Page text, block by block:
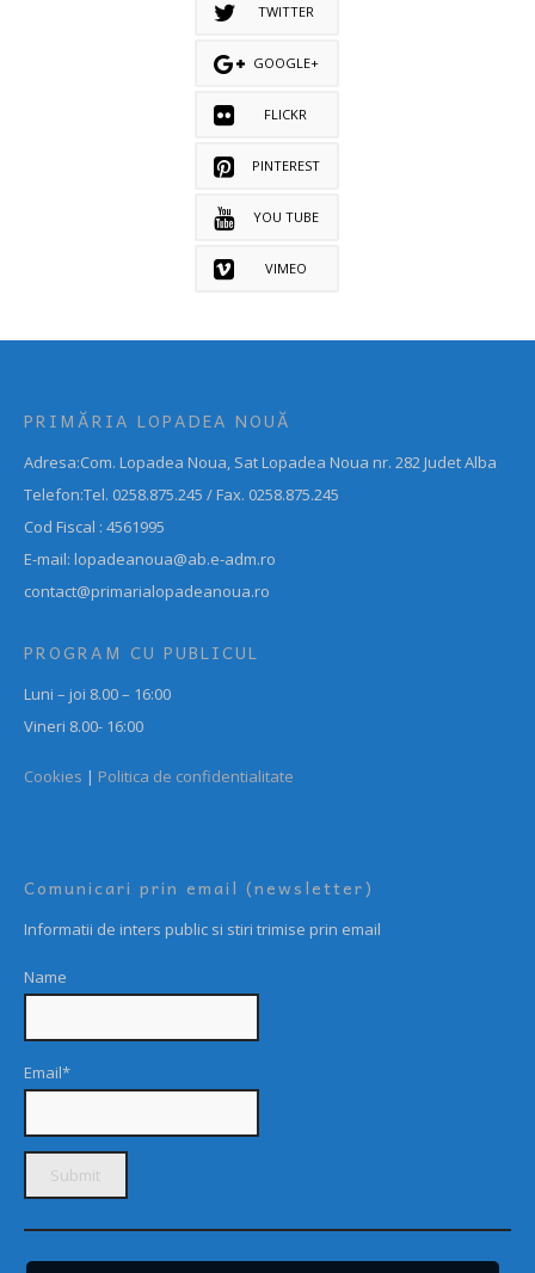
TWITTER
GOOGLE+
FLICKR
PINTEREST
YOU TUBE
VIMEO
PRIMĂRIA LOPADEA NOUĂ
Adresa:Com. Lopadea Noua, Sat Lopadea Noua nr. 282 Judet Alba
Telefon:Tel. 0258.875.245 / Fax. 0258.875.245
Cod Fiscal : 4561995
E-mail: lopadeanoua@ab.e-adm.ro
contact@primarialopadeanoua.ro
PROGRAM CU PUBLICUL
Luni – joi 8.00 – 16:00
Vineri 8.00- 16:00
Cookies | Politica de confidentialitate
Comunicari prin email (newsletter)
Informatii de inters public si stiri trimise prin email
Name
Email*